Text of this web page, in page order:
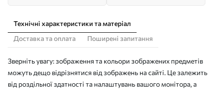
Технічні характеристики та матеріал
Доставка та оплата
Поширені запитання
Зверніть увагу: зображення та кольори зображених предметів
можуть дещо відрізнятися від зображень на сайті. Це залежить
від роздільної здатності та налаштувань вашого монітора, а